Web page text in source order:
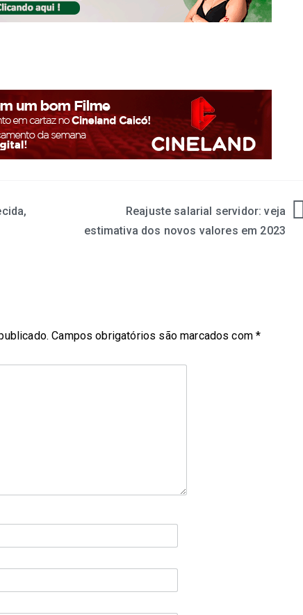
Reajuste salarial servidor: veja
estimativa dos novos valores em 2023
Campos obrigatórios são marcados com*